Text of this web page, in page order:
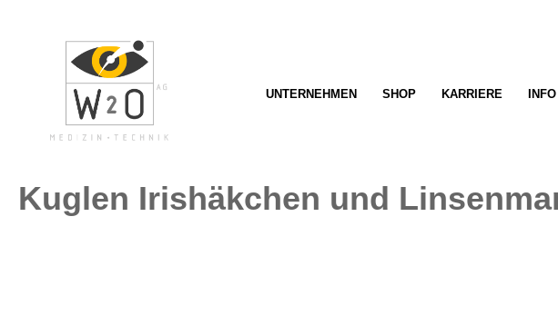
UNTERNEHMEN SHOP KARRIERE INFO
Kuglen Irishäkchen und